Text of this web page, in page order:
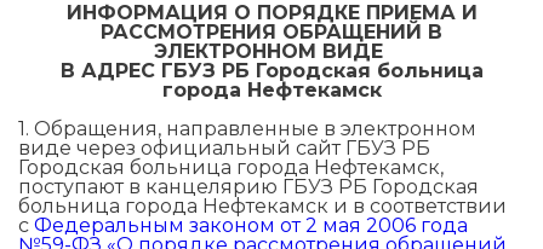
ИНФОРМАЦИЯ О ПОРЯДКЕ ПРИЕМА И
РАССМОТРЕНИЯ ОБРАЩЕНИЙ В
ЭЛЕКТРОННОМ ВИДЕ
В АДРЕС ГБУЗ РБ Городская больница
города Нефтекамск
1. Обращения, направленные в электронном
виде через официальный сайт ГБУЗ РБ
Городская больница города Нефтекамск,
поступают в канцелярию ГБУЗ РБ Городская
больница города Нефтекамск и в соответствии
с Федеральным законом от 2 мая 2006 года